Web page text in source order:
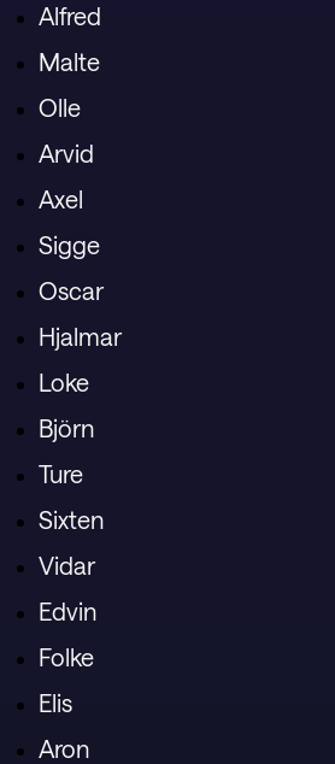
Alfred
Malte
Olle
Arvid
Axel
Sigge
Oscar
Hjalmar
Loke
Björn
Ture
Sixten
Vidar
Edvin
Folke
Elis
Aron